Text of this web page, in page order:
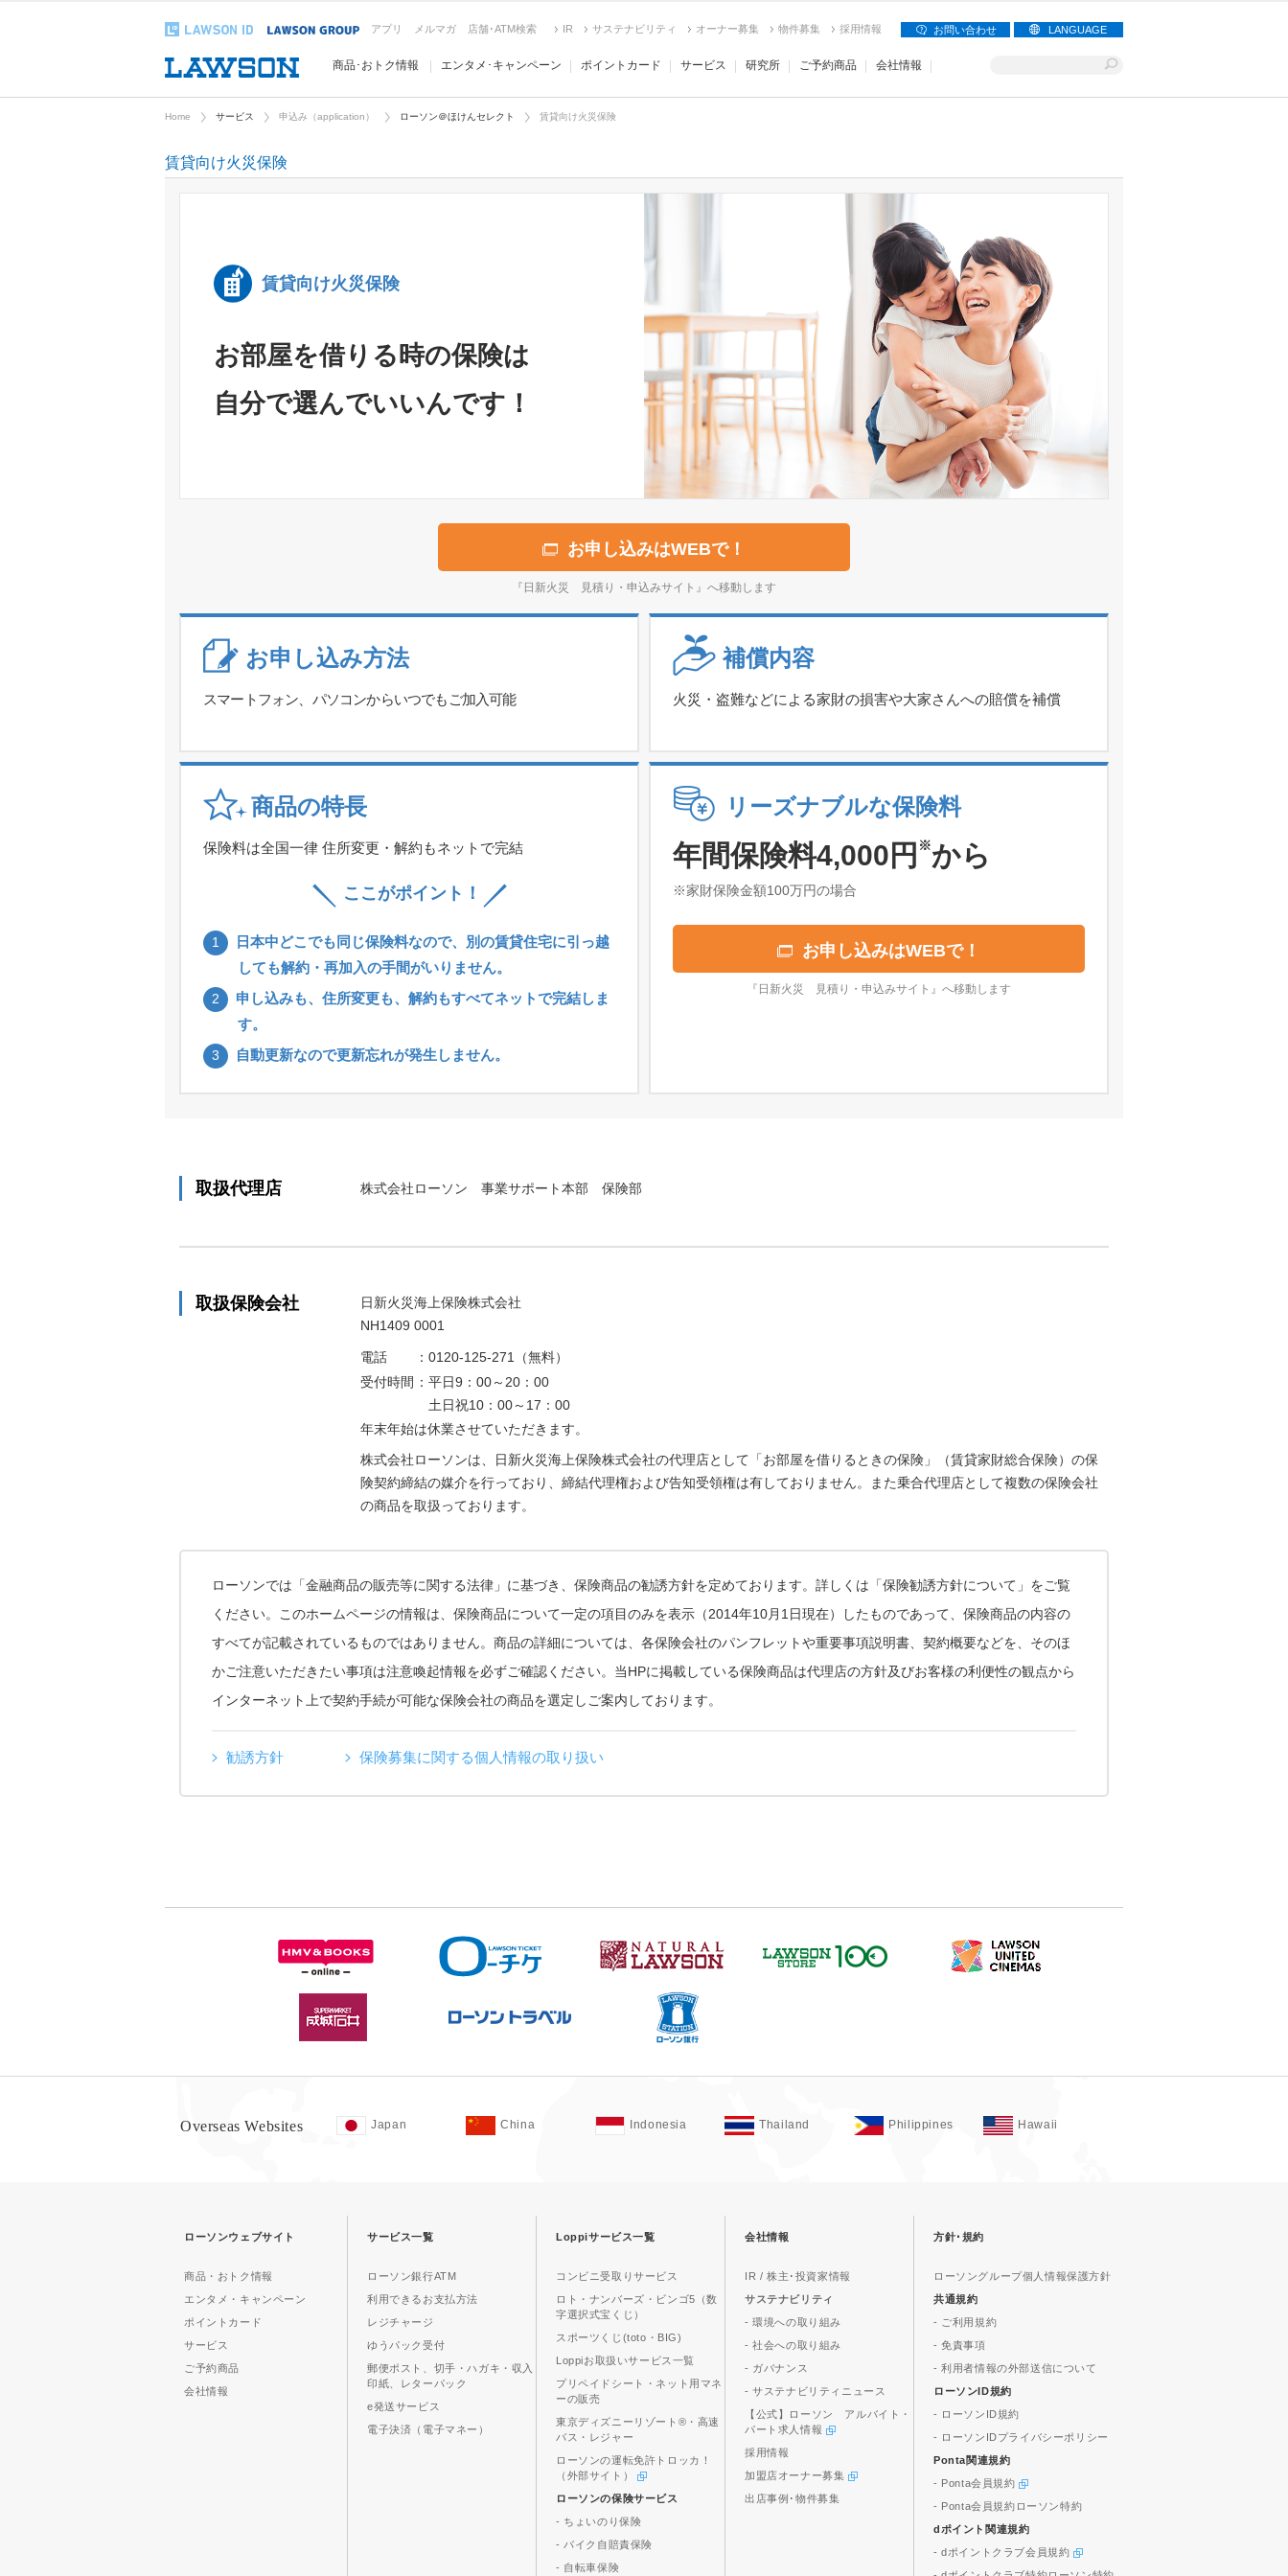
アプリ メルマガ 店舗･ATM検索 IR サステナビリティ オーナー募集 物件募集 採用情報 お問い合わせ LANGUAGE
商品･おトク情報 エンタメ･キャンペーン ポイントカード サービス 研究所 ご予約商品 会社情報
Home サービス 申込み（application） ローソン＠ほけんセレクト 賃貸向け火災保険
賃貸向け火災保険
賃貸向け火災保険
お部屋を借りる時の保険は
自分で選んでいいんです！
お申し込みはWEBで！
『日新火災 見積り・申込みサイト』へ移動します
お申し込み方法
スマートフォン、パソコンからいつでもご加入可能
補償内容
火災・盗難などによる家財の損害や大家さんへの賠償を補償
商品の特長
保険料は全国一律 住所変更・解約もネットで完結
ここがポイント！
1
日本中どこでも同じ保険料なので、別の賃貸住宅に引っ越
しても解約・再加入の手間がいりません。
2
申し込みも、住所変更も、解約もすべてネットで完結しま
す。
3 自動更新なので更新忘れが発生しません。
リーズナブルな保険料
年間保険料4,000円 ※から
※家財保険金額100万円の場合
お申し込みはWEBで！
『日新火災 見積り・申込みサイト』へ移動します
取扱代理店 株式会社ローソン 事業サポート本部 保険部
取扱保険会社
日新火災海上保険株式会社
NH1409 0001
電話
：0120-125-271（無料）
受付時間 ：平日9：00～20：00
土日祝10：00～17：00
年末年始は休業させていただきます。
株式会社ローソンは、日新火災海上保険株式会社の代理店として「お部屋を借りるときの保険」（賃貸家財総合保険）の保
険契約締結の媒介を行っており、締結代理権および告知受領権は有しておりません。また乗合代理店として複数の保険会社
の商品を取扱っております。
ローソンでは「金融商品の販売等に関する法律」に基づき、保険商品の勧誘方針を定めております。詳しくは「保険勧誘方針について」をご覧
ください。このホームページの情報は、保険商品について一定の項目のみを表示（2014年10月1日現在）したものであって、保険商品の内容の
すべてが記載されているものではありません。商品の詳細については、各保険会社のパンフレットや重要事項説明書、契約概要などを、そのほ
かご注意いただきたい事項は注意喚起情報を必ずご確認ください。当HPに掲載している保険商品は代理店の方針及びお客様の利便性の観点から
インターネット上で契約手続が可能な保険会社の商品を選定しご案内しております。
勧誘方針 保険募集に関する個人情報の取り扱い
Overseas Websites Japan China Indonesia Thailand Philippines Hawaii
ローソンウェブサイト
商品・おトク情報
エンタメ・キャンペーン
ポイントカード
サービス
ご予約商品
会社情報
サービス一覧
ローソン銀行ATM
利用できるお支払方法
レジチャージ
ゆうパック受付
郵便ポスト、切手・ハガキ・収入
印紙、レターパック
e発送サービス
電子決済（電子マネー）
Loppiサービス一覧
コンビニ受取りサービス
ロト・ナンバーズ・ビンゴ5（数
字選択式宝くじ）
スポーツくじ(toto・BIG)
Loppiお取扱いサービス一覧
プリペイドシート・ネット用マネ
ーの販売
東京ディズニーリゾート®・高速
バス・レジャー
ローソンの運転免許トロッカ！
（外部サイト）
ローソンの保険サービス
- ちょいのり保険
- バイク自賠責保険
- 自転車保険
会社情報
IR / 株主･投資家情報
サステナビリティ
- 環境への取り組み
- 社会への取り組み
- ガバナンス
- サステナビリティニュース
【公式】ローソン アルバイト・
パート求人情報
採用情報
加盟店オーナー募集
出店事例･物件募集
方針･規約
ローソングループ個人情報保護方針
共通規約
- ご利用規約
- 免責事項
- 利用者情報の外部送信について
ローソンID規約
- ローソンID規約
- ローソンIDプライバシーポリシー
Ponta関連規約
- Ponta会員規約
- Ponta会員規約ローソン特約
dポイント関連規約
- dポイントクラブ会員規約